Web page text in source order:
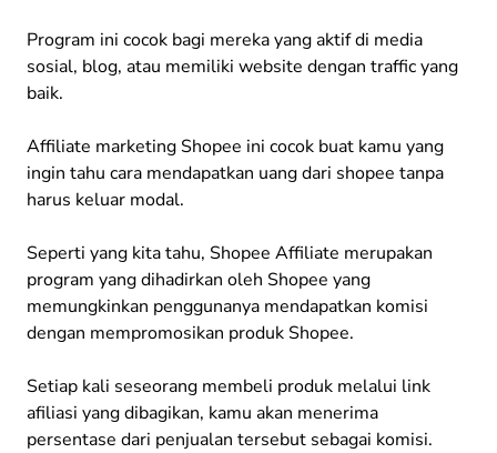
Program ini cocok bagi mereka yang aktif di media
sosial, blog, atau memiliki website dengan traffic yang
baik.
Affiliate marketing Shopee ini cocok buat kamu yang
ingin tahu cara mendapatkan uang dari shopee tanpa
harus keluar modal.
Seperti yang kita tahu, Shopee Affiliate merupakan
program yang dihadirkan oleh Shopee yang
memungkinkan penggunanya mendapatkan komisi
dengan mempromosikan produk Shopee.
Setiap kali seseorang membeli produk melalui link
afiliasi yang dibagikan, kamu akan menerima
persentase dari penjualan tersebut sebagai komisi.